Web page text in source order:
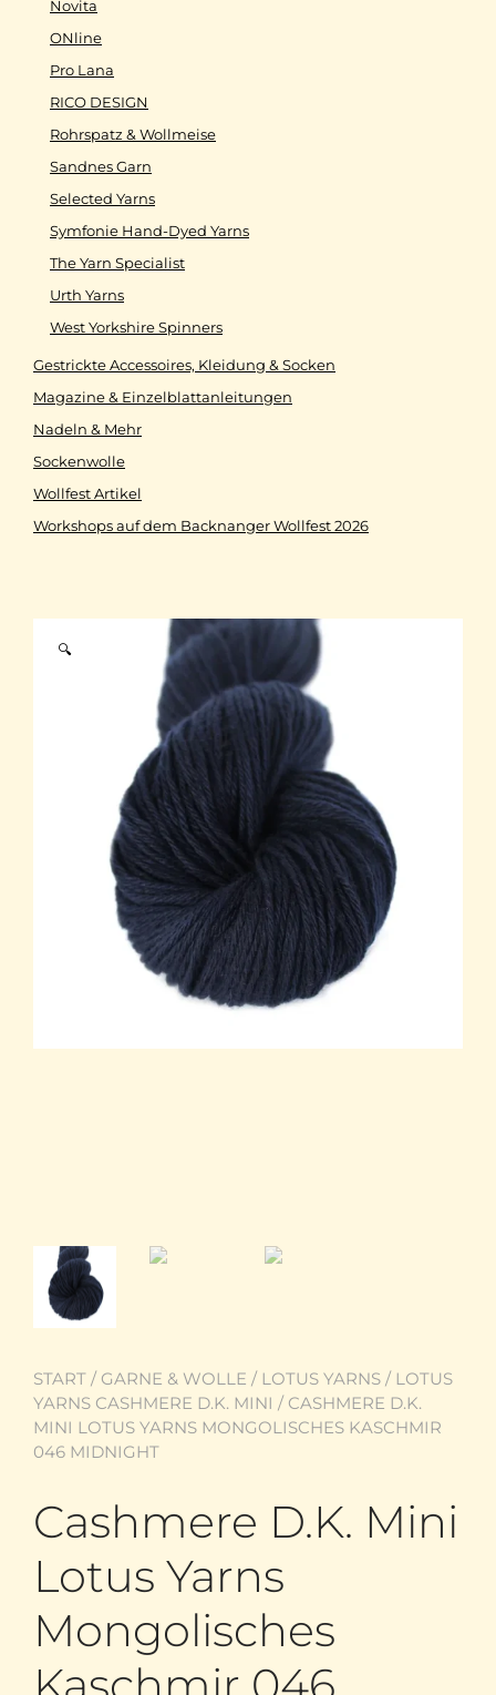
🔍
START / GARNE & WOLLE / LOTUS YARNS / LOTUS
YARNS CASHMERE D.K. MINI / CASHMERE D.K.
MINI LOTUS YARNS MONGOLISCHES KASCHMIR
046 MIDNIGHT
Cashmere D.K. Mini
Lotus Yarns
Mongolisches
Novita
ONline
Pro Lana
RICO DESIGN
Rohrspatz & Wollmeise
Sandnes Garn
Selected Yarns
Symfonie Hand-Dyed Yarns
The Yarn Specialist
Urth Yarns
West Yorkshire Spinners
Gestrickte Accessoires, Kleidung & Socken
Magazine & Einzelblattanleitungen
Nadeln & Mehr
Sockenwolle
Wollfest Artikel
Workshops auf dem Backnanger Wollfest 2026